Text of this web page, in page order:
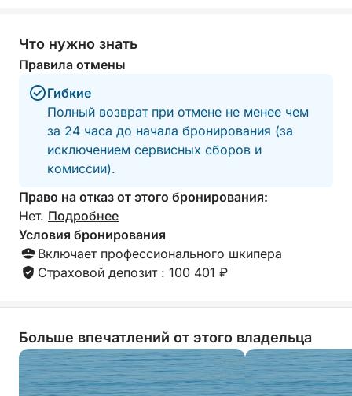
Этот тур, в ходе которого вы сможете много
плавать, загорать и любоваться живописными
видами, идеально подойдет путешественникам,
которые хотят ощутить очарование нескольких
островов за одну спокойную и комфортную
поездку на целый день.
Что нужно знать
Правила отмены
Гибкие
Полный возврат при отмене не менее чем
за 24 часа до начала бронирования (за
исключением сервисных сборов и
комиссии).
Право на отказ от этого бронирования:
Нет. Подробнее
Условия бронирования
Включает профессионального шкипера
Страховой депозит : 100 401 ₽
Больше впечатлений от этого владельца